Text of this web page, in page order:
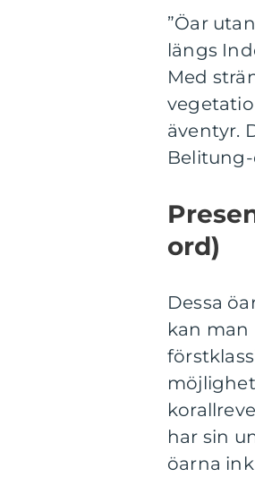
”Öar
längs
Med
äventyr.
ord)
Dessa
kan man
har sin
öarna